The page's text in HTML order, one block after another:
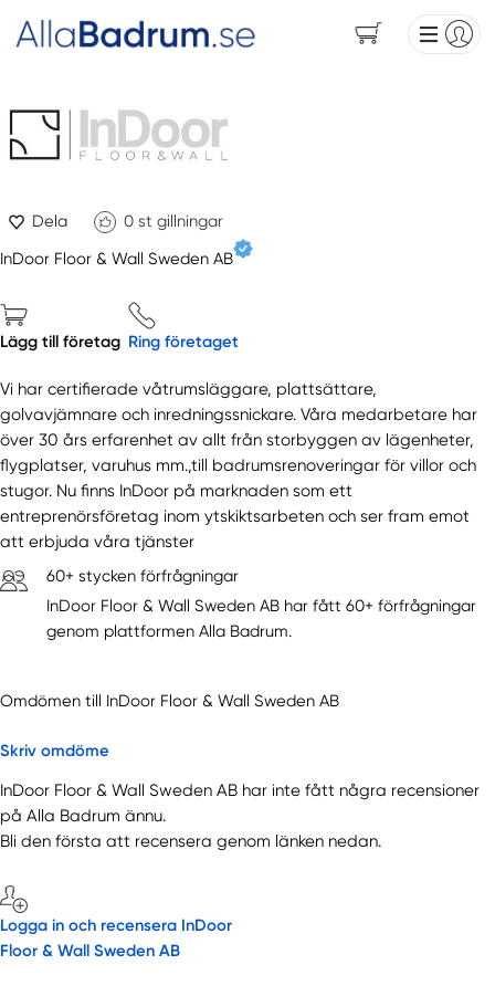
Dela 0 st gillningar
InDoor Floor & Wall Sweden AB
Lägg till företag Ring företaget
Vi har certifierade våtrumsläggare, plattsättare,
golvavjämnare och inredningssnickare. Våra medarbetare har
över 30 års erfarenhet av allt från storbyggen av lägenheter,
flygplatser, varuhus mm.,till badrumsrenoveringar för villor och
stugor. Nu finns InDoor på marknaden som ett
entreprenörsföretag inom ytskiktsarbeten och ser fram emot
att erbjuda våra tjänster
60+ stycken förfrågningar
InDoor Floor & Wall Sweden AB har fått 60+ förfrågningar
genom plattformen Alla Badrum.
Omdömen till InDoor Floor & Wall Sweden AB
Skriv omdöme
InDoor Floor & Wall Sweden AB har inte fått några recensioner
på Alla Badrum ännu.
Bli den första att recensera genom länken nedan.
Logga in och recensera InDoor
Floor & Wall Sweden AB